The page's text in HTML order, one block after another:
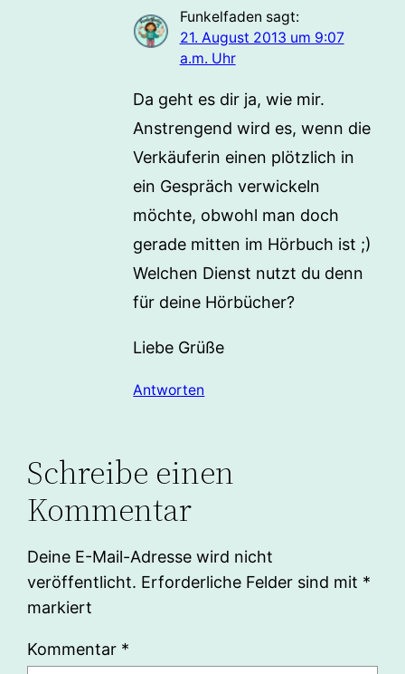
Funkelfaden sagt:
21. August 2013 um 9:07
a.m. Uhr
Da geht es dir ja, wie mir.
Anstrengend wird es, wenn die
Verkäuferin einen plötzlich in
ein Gespräch verwickeln
möchte, obwohl man doch
gerade mitten im Hörbuch ist ;)
Welchen Dienst nutzt du denn
für deine Hörbücher?
Liebe Grüße
Antworten
Schreibe einen
Kommentar
Deine E-Mail-Adresse wird nicht
veröffentlicht. Erforderliche Felder sind mit *
markiert
Kommentar *